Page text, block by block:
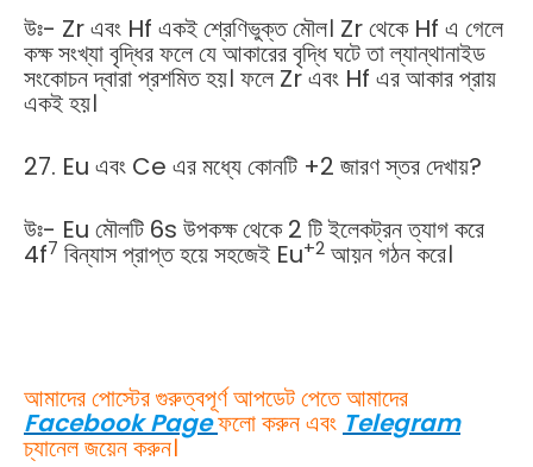
উঃ- Zr এবং Hf একই শ্রেণিভুক্ত মৌল। Zr থেকে Hf এ গেলে
কক্ষ সংখ্যা বৃদ্ধির ফলে যে আকারের বৃদ্ধি ঘটে তা ল্যান্থানাইড
সংকোচন দ্বারা প্রশমিত হয়। ফলে Zr এবং Hf এর আকার প্রায়
একই হয়।
27. Eu এবং Ce এর মধ্যে কোনটি +2 জারণ স্তর দেখায়?
উঃ- Eu মৌলটি 6s উপকক্ষ থেকে 2 টি ইলেকট্রন ত্যাগ করে
4f7 বিন্যাস প্রাপ্ত হয়ে সহজেই Eu+2 আয়ন গঠন করে।
আমাদের পোস্টের গুরুত্বপূর্ণ আপডেট পেতে আমাদের
Facebook Pageফলো করুন এবং Telegram
চ্যানেল জয়েন করুন।